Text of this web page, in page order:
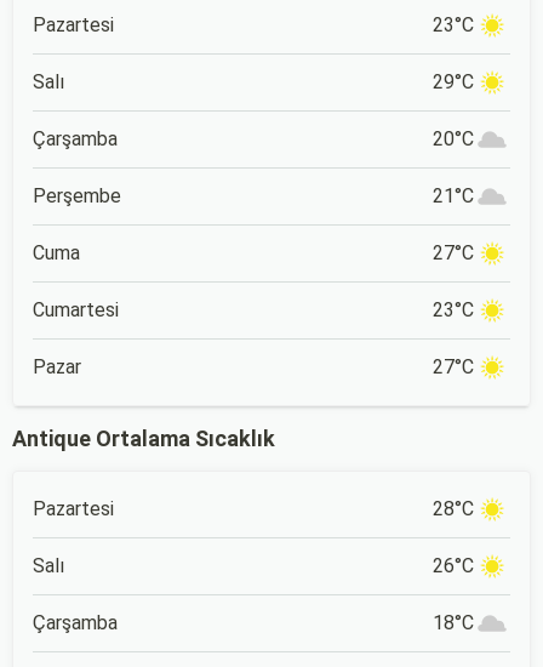
Pazartesi 23°C
Salı 29°C
Çarşamba 20°C
Perşembe 21°C
Cuma 27°C
Cumartesi 23°C
Pazar 27°C
Antique Ortalama Sıcaklık
Pazartesi 28°C
Salı 26°C
Çarşamba 18°C